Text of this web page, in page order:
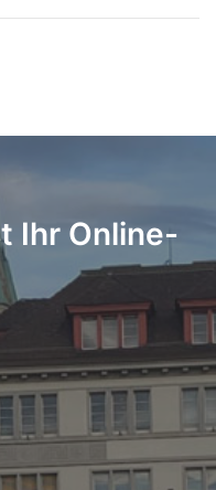
Ihr Online-